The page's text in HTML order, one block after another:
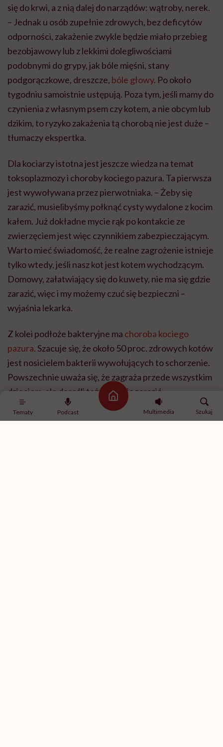
Tematy Podcast
Strona główna
Multimedia
Szukaj
się do krwi, a z nią dalej do narządów: wątroby, nerek.
– Jednak u osób zupełnie zdrowych, bez deficytów
odporności, zakażenie zwykle będzie miało przebieg
bezobjawowy lub z lekkimi dolegliwościami
podobnymi do grypy, jak bóle mięśni, stany
podgorączkowe, dreszcze, bóle głowy. Po około
tygodniu samoistnie ustępują. Poza tym, jeśli mamy do
czynienia z własnym psem czy kotem, a nie obcym lub
dzikim, to ryzyko zakażenia tą chorobą nie jest duże –
tłumaczy ekspertka.
Dla kociarzy istotna jest jeszcze wiedza na temat
toksoplazmozy i choroby kociego pazura. Ta pierwsza
jest wywoływana przez pierwotniaka. – Żeby się
zarazić, musielibyśmy połknąć cysty wydalone z kocim
kałem. Już dokładne mycie rąk po kontakcie ze
zwierzęciem jest więc czynnikiem zabezpieczającym.
Warto mieć świadomość, że realne zagrożenie istnieje
tylko wtedy, jeśli nasz kot jest kotem wychodzącym.
Domowy, załatwiający się do kuwety, nie ma się gdzie
zarazić, więc i my możemy czuć się bezpieczni –
wyjaśnia lekarka.
Z kolei podłoże bakteryjne ma choroba kociego
pazura. Szacuje się, że około 50 proc. zdrowych kotów
jest nosicielem bakterii wywołujących to schorzenie.
Powszechnie uważa się, że zagraża przede wszystkim
dzieciom, ale dorośli też mogą się zarazić.
– Jak wskazuje nazwa, po zadrapaniu kocim pazurem